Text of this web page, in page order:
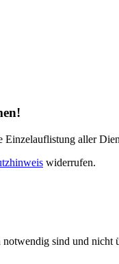
aller
widerrufen.
sind und